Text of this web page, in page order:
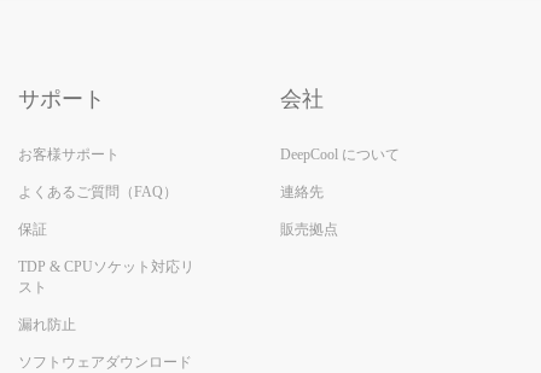
サポート
お客様サポート
よくあるご質問（FAQ）
保証
TDP & CPUソケット対応リ
スト
漏れ防止
ソフトウェアダウンロード
会社
DeepCool について
連絡先
販売拠点